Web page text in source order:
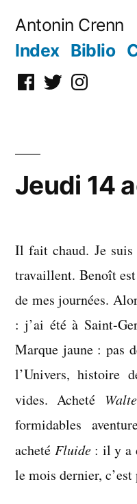
Antonin Crenn
Index Biblio
Facebook
TwitterInstagram
Jeudi 14
Il fait chaud. Je
travaillent. Benoît
de mes journées.
: j’ai été à Saint-
Marque jaune : pas
l’Univers, histoire
vides. Acheté
formidables
acheté Fluide : il y a
le mois dernier, c’est